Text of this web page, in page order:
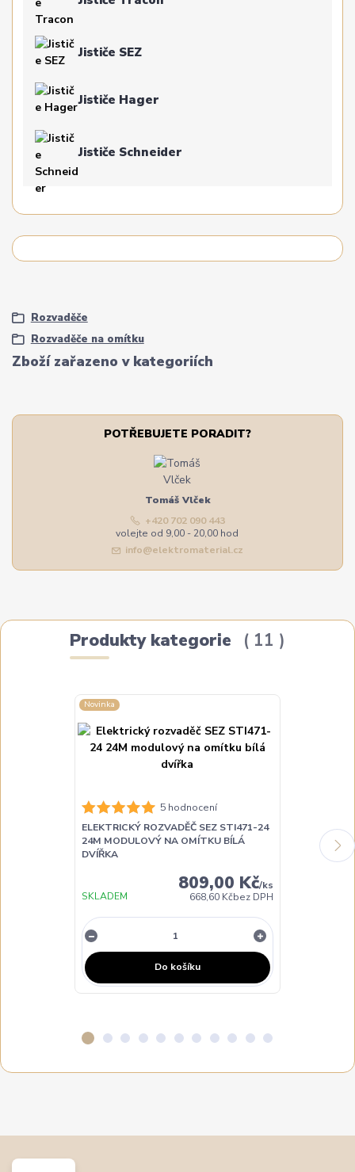
Jističe SEZ
Jističe Hager
Jističe Schneider
Zboží zařazeno v kategoriích
Rozvaděče
Rozvaděče na omítku
POTŘEBUJETE PORADIT?
Tomáš Vlček
+420 702 090 443
volejte od 9,00 - 20,00 hod
info@elektromaterial.cz
Produkty kategorie 11
Novinka
5 hodnocení
ELEKTRICKÝ ROZVADĚČ SEZ STI471-24
24M MODULOVÝ NA OMÍTKU BÍLÁ
DVÍŘKA
809,00 Kč/ks
668,60 Kčbez DPH
SKLADEM
Do košíku
4M
DVÍŘKA